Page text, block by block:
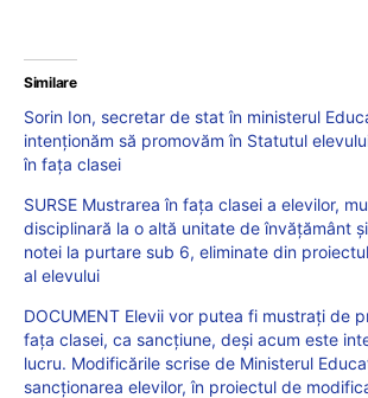
Similare
Sorin Ion, secretar de stat în ministerul
intenționăm să promovăm în Statutul
în fața clasei
SURSE Mustrarea în fața clasei a elevilor,
disciplinară la o altă unitate de învățământ
notei la purtare sub 6, eliminate din
al elevului
DOCUMENT Elevii vor putea fi mustrați de
fața clasei, ca sancțiune, deși acum este
lucru. Modificările scrise de Ministerul
sancționarea elevilor, în proiectul de